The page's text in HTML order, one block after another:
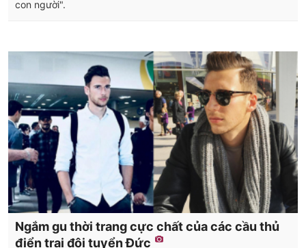
con người".
Ngắm gu thời trang cực chất của các cầu thủ
điển trai đội tuyển Đức